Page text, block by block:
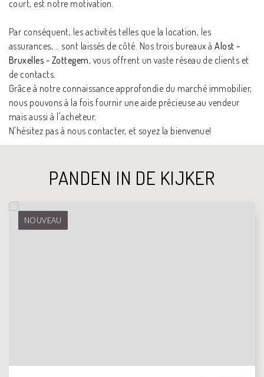
court, est notre motivation.
Par conséquent, les activités telles que la location, les
assurances, .. sont laissés de côté. Nos trois bureaux àAlost -
Bruxelles - Zottegem, vous offrent un vaste réseau de clients et
de contacts.
Grâce à notre connaissance approfondie du marché immobilier,
nous pouvons à la fois fournir une aide précieuse au vendeur
mais aussi à l'acheteur.
N'hésitez pas à nous contacter, et soyez la bienvenue!
PANDEN IN DE KIJKER
NOUVEAU